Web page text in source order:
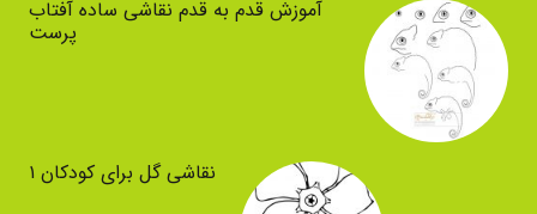
آموزش قدم به قدم نقاشی ساده آفتاب
پرست
نقاشی گل برای کودکان ۱